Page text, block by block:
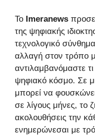
Το Imeranews
της ψηφιακής
τεχνολογικό
αλλαγή στον τρόπο
αντιλαμβανόμαστε
ψηφιακό κόσμο. Σε
μπορεί να
σε λίγους μήνες, το
ακολουθήσεις την
ενημερώνεσαι με